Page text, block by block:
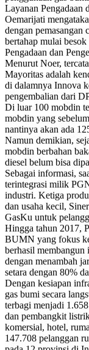
Layanan Pengadaan
Oemarijati
dengan pemasangan
bertahap mulai
Pengadaan dan
Menurut Noer,
Mayoritas adalah
di dalamnya Innova
pengembalian dari
Di luar 100 mobdin
mobdin yang
nantinya akan ada
Namun demikian,
mobdin berbahan
diesel belum bisa
Sebagai informasi,
terintegrasi milik
industri. Ketiga
dan usaha kecil,
GasKu untuk
Hingga tahun 2017,
BUMN yang fokus
berhasil membangun
dengan menambah
setara dengan 80%
Dengan kesiapan
gas bumi secara
terbagi menjadi
dan pembangkit
komersial, hotel,
147.708 pelanggan